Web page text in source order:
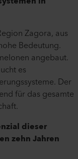
Zagora, aus
Bedeutung.
angebaut.
es
Der
für das gesamte
dieser
zehn Jahren